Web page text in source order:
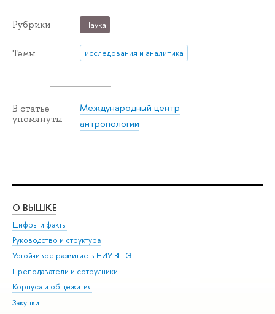
Рубрики Наука
Темы исследования и аналитика
В статье
упомянуты
Международный центр
антропологии
О ВЫШКЕ
Цифры и факты
Руководство и структура
Устойчивое развитие в НИУ ВШЭ
Преподаватели и сотрудники
Корпуса и общежития
Закупки